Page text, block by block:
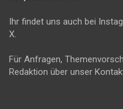
Ihr findet uns auch bei
X.
Für Anfragen,
Redaktion über unser